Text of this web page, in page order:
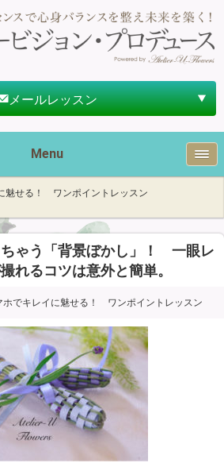
メールレッスン
Menu
魅せる！ ワンポイントレッスン
ゃう「背景ぼかし」！ 一眼レ
れるコツは意外と簡単。
ホでキレイに魅せる！ ワンポイントレッスン